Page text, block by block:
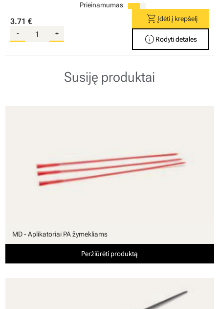
Prieinamumas
3.71 €
- +
shopping_cartĮdėti į krepšelį
info Rodyti detales
Susiję produktai
MD - Aplikatoriai PA žymekliams
Peržiūrėti produktą